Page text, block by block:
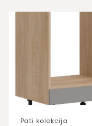
Pati kolekcija